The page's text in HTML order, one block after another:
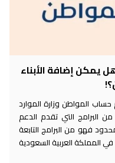
يمكن إضافة الأبناء
المواطن وزارة الموارد
البرامج التي تقدم الدعم
فهو من البرامج التابعة
في المملكة العربية السعودية